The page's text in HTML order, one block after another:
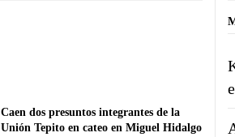
Caen dos presuntos integrantes de la
Unión Tepito en cateo en Miguel Hidalgo